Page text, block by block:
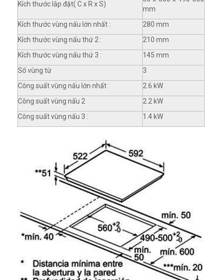
Kích thước lắp đặt( C x R x S)
mm
Kích thước vùng nấu lớn nhất :
280 mm
Kích thước vùng nấu thứ 2 :
210 mm
Kích thước vùng nấu thứ 3 :
145 mm
Số vùng từ
3
Công suất vùng nấu lớn nhất :
2.6 kW
Công suất vùng nấu 2
2.2 kW
Công suất vùng nấu 3 :
1.4 kW